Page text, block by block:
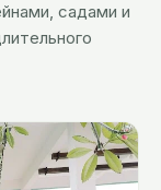
садами и